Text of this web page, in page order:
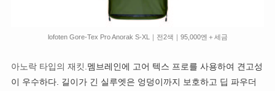
lofoten Gore-Tex Pro Anorak S-XL｜전2색｜95,000엔＋세금
아노락 타입의 재킷. 멤브레인에 고어 텍스 프로를 사용하여 견고성
이 우수하다. 길이가 긴 실루엣은 엉덩이까지 보호하고 딥 파우더